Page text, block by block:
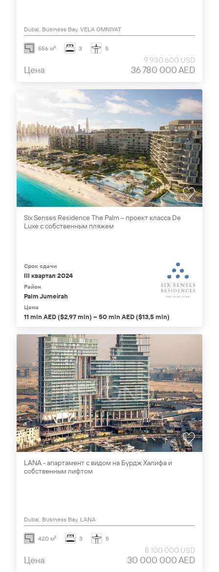
Dubai, Business Bay, VELA OMNIYAT
556 м² 3 5
Цена
9 930 600 USD
36 780 000 AED
Six Senses Residence The Palm – проект класса De
Luxe с собственным пляжем
Срок сдачи
III квартал 2024
Район
Palm Jumeirah
Цена
11 mln AED ($2,97 mln) – 50 mln AED ($13,5 mln)
LANA - апартамент с видом на Бурдж Халифа и
собственным лифтом
Dubai, Business Bay, LANA
420 м² 3 5
Цена
8 100 000 USD
30 000 000 AED